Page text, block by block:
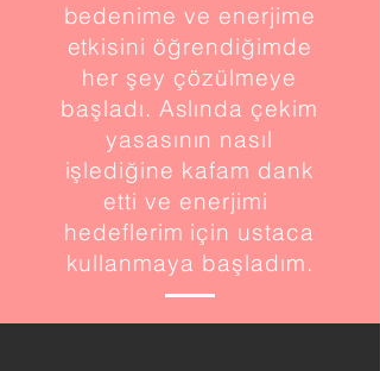
bedenime ve enerjime
etkisini öğrendiğimde
her şey çözülmeye
başladı. Aslında çekim
yasasının nasıl
işlediğine kafam dank
etti ve enerjimi
hedeflerim için ustaca
kullanmaya başladım.